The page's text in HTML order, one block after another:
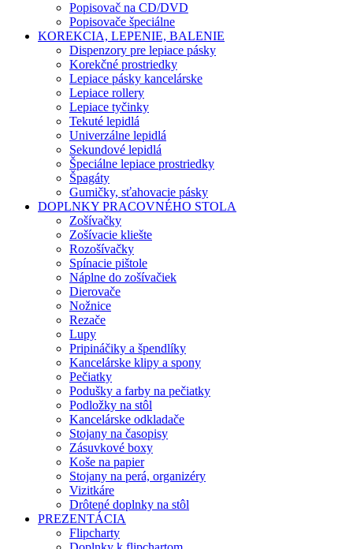
Popisovač na CD/DVD
Popisovače špeciálne
KOREKCIA, LEPENIE, BALENIE
Dispenzory pre lepiace pásky
Korekčné prostriedky
Lepiace pásky kancelárske
Lepiace rollery
Lepiace tyčinky
Tekuté lepidlá
Univerzálne lepidlá
Sekundové lepidlá
Špeciálne lepiace prostriedky
Špagáty
Gumičky, sťahovacie pásky
DOPLNKY PRACOVNÉHO STOLA
Zošívačky
Zošívacie kliešte
Rozošívačky
Spínacie pištole
Náplne do zošívačiek
Dierovače
Nožnice
Rezače
Lupy
Pripináčiky a špendlíky
Kancelárske klipy a spony
Pečiatky
Podušky a farby na pečiatky
Podložky na stôl
Kancelárske odkladače
Stojany na časopisy
Zásuvkové boxy
Koše na papier
Stojany na perá, organizéry
Vizitkáre
Drôtené doplnky na stôl
PREZENTÁCIA
Flipcharty